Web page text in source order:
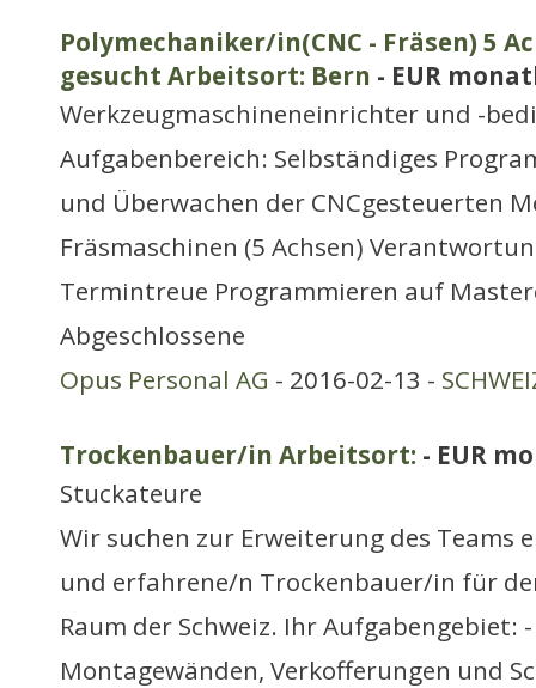
Polymechaniker/in(CNC - Fräsen) 5
gesucht Arbeitsort: Bern - EUR
Werkzeugmaschineneinrichter und -
Aufgabenbereich: Selbständiges
und Überwachen der CNCgesteuerten
Fräsmaschinen (5 Achsen)
Termintreue Programmieren auf
Abgeschlossene
Opus Personal AG - 2016-02-13 -
Trockenbauer/in Arbeitsort: - EUR
Stuckateure
Wir suchen zur Erweiterung des Teams
und erfahrene/n Trockenbauer/in für
Raum der Schweiz. Ihr Aufgabengebiet:
Montagewänden, Verkofferungen und